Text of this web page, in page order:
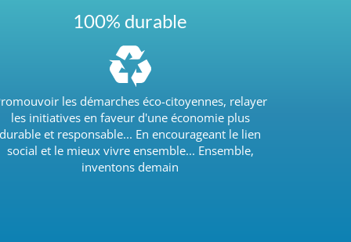
100% durable
les démarches éco-citoyennes, relayer
les initiatives en faveur d'une économie plus
durable et responsable... En encourageant le lien
social et le mieux vivre ensemble... Ensemble,
inventons demain